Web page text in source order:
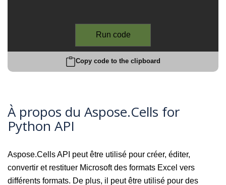
Run code
Copy code to the clipboard
À propos du Aspose.Cells for
Python API
Aspose.Cells API peut être utilisé pour créer, éditer,
convertir et restituer Microsoft des formats Excel vers
différents formats. De plus, il peut être utilisé pour des